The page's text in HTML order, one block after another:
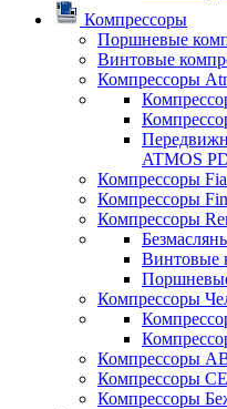
Компрессоры
Поршневые
Винтовые
Компрессоры
ATMOS
Компрессоры
Компрессоры
Компрессоры
Винтовые
Компрессоры
Компрессоры
Компрессоры
Компрессоры